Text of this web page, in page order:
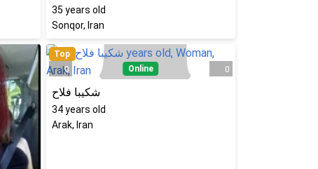
35 years old
Sonqor, Iran
Top
0
Online 0
شکیبا فلاح
34 years old
Arak, Iran